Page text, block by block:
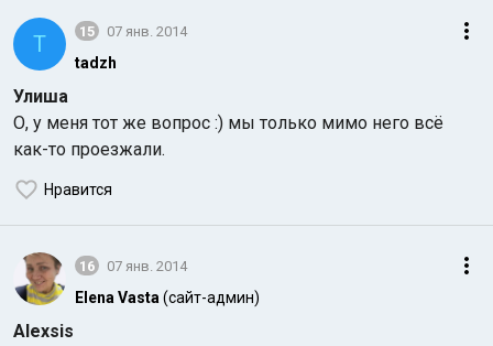
T 15 07 янв. 2014
tadzh
Улиша
О, у меня тот же вопрос :) мы только мимо него всё
как-то проезжали.
Нравится
16 07 янв. 2014
Elena Vasta (сайт-админ)
Alexsis